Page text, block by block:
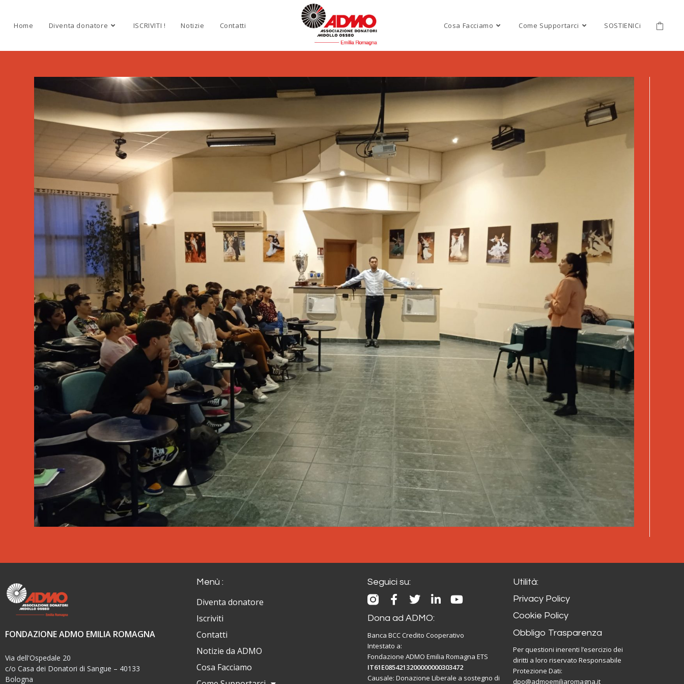
Home Diventa donatore ISCRIVITI ! Notizie Contatti Cosa Facciamo Come Supportarci SOSTIENICi
FONDAZIONE ADMO EMILIA ROMAGNA
Via dell'Ospedale 20
c/o Casa dei Donatori di Sangue – 40133
Bologna
Menù :
Diventa donatore
Iscriviti
Contatti
Notizie da ADMO
Cosa Facciamo
Seguici su:
Dona ad ADMO:
Banca BCC Credito Cooperativo
Intestato a:
Fondazione ADMO Emilia Romagna ETS
IT61E0854213200000000303472
Causale: Donazione Liberale a sostegno di
Utilità:
Privacy Policy
Cookie Policy
Obbligo Trasparenza
Per questioni inerenti l’esercizio dei
diritti a loro riservato Responsabile
Protezione Dati:
dpo@admoemiliaromagna.it